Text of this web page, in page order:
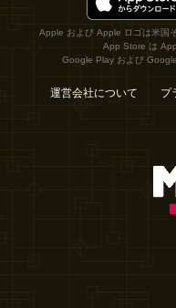
Apple および Apple ロゴは米国
App Store は
Google Play および
運営会社について プ